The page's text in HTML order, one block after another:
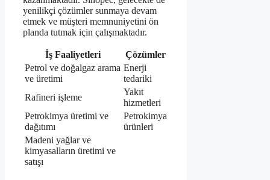
yenilikçi çözümler sunmaya devam
etmek ve müşteri memnuniyetini ön
planda tutmak için çalışmaktadır.
İş Faaliyetleri
Çözümler
Petrol ve doğalgaz arama
ve üretimi
Enerji
tedariki
Rafineri işleme
Yakıt
hizmetleri
Petrokimya üretimi ve
dağıtımı
Petrokimya
ürünleri
Madeni yağlar ve
kimyasalların üretimi ve
satışı